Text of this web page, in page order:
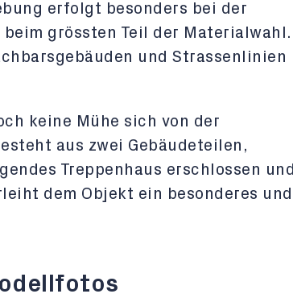
erfolgt besonders bei der
grössten Teil der Materialwahl.
und Strassenlinien
keine Mühe sich von der
aus zwei Gebäudeteilen,
Treppenhaus erschlossen und
dem Objekt ein besonderes und